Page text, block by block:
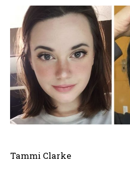
Tammi Clarke